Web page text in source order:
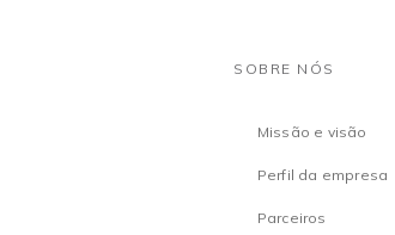
SOBRE NÓS
Missão e visão
Perfil da empresa
Parceiros